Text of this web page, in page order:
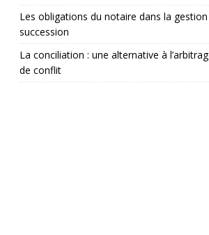
Les obligations du notaire dans la gestion
succession
La conciliation : une alternative à
de conflit